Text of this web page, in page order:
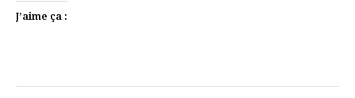
J’aime ça :